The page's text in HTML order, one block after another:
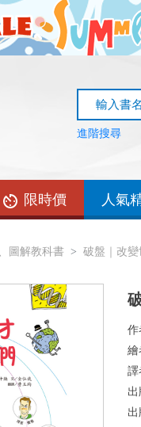
進階搜尋
限時價 人氣
圖解教科書 破盤｜改
作
繪
譯
出
出